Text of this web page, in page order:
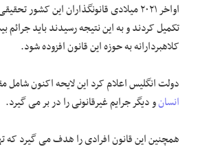
اواخر ۲۰۲۱ میلادی قانونگذاران این
تکمیل کردند و به این نتیجه رسیدند باید جرائم
کلاهبردارانه به حوزه این قانون افزوده شود.
دولت انگلیس اعلام کرد این لایحه اکنون شامل
انسانو دیگر جرایم غیرقانونی را در بر می گیرد.
همچنین این قانون افرادی را هدف می گیرد که تهدیدهای آنلاین